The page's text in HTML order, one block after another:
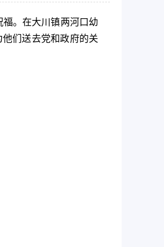
。在大川镇两河口幼
们送去党和政府的关